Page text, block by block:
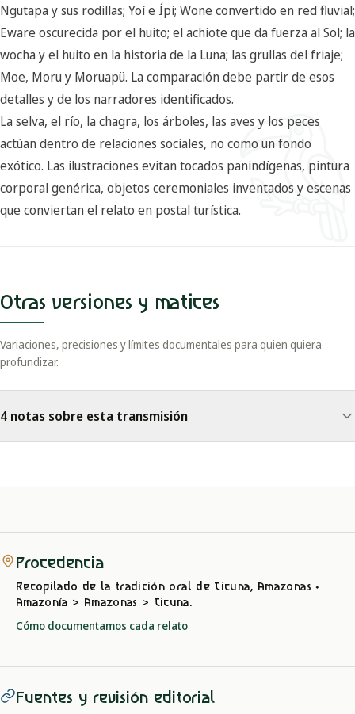
Ngutapa y sus rodillas; Yoí e Ípi; Wone convertido en red fluvial;
Eware oscurecida por el huito; el achiote que da fuerza al Sol; la
wocha y el huito en la historia de la Luna; las grullas del friaje;
Moe, Moru y Moruapü. La comparación debe partir de esos
detalles y de los narradores identificados.
La selva, el río, la chagra, los árboles, las aves y los peces
actúan dentro de relaciones sociales, no como un fondo
exótico. Las ilustraciones evitan tocados panindígenas, pintura
corporal genérica, objetos ceremoniales inventados y escenas
que conviertan el relato en postal turística.
Otras versiones y matices
Variaciones, precisiones y límites documentales para quien quiera
profundizar.
4 notas sobre esta transmisión
Procedencia
Recopilado de la tradición oral de Ticuna, Amazonas ·
Amazonía > Amazonas > Ticuna.
Cómo documentamos cada relato
Fuentes y revisión editorial